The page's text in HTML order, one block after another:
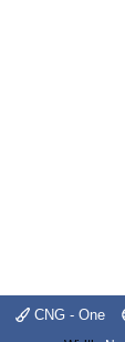
CNG - One